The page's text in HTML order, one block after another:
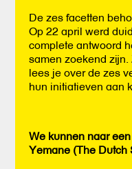
De zes facetten
Op 22 april werd
complete antwoord
samen zoekend
lees je over de zes
hun initiatieven aan
We kunnen naar
Yemane (The Dutch